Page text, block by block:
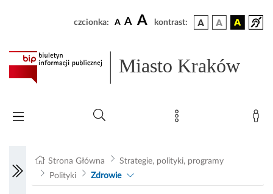
czcionka: A A A kontrast:
Miasto Kraków
Strona Główna
Strategie, polityki, programy
Polityki
Zdrowie